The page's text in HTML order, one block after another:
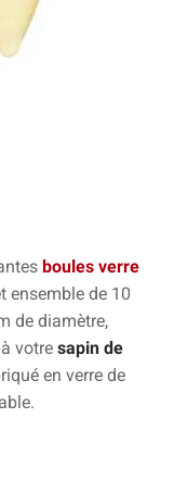
boules verre
ensemble de 10
de diamètre,
votre sapin de
en verre de